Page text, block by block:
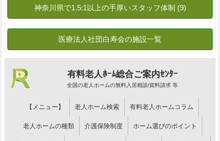
有料老人ﾎｰﾑ総合ご案内ｾﾝﾀｰ
全国の老人ホームの無料入居相談/資料請求 等
【メニュー】 老人ホーム検索 有料老人ホームコラム
老人ホームの種類 介護保険制度 ホーム選びのポイント